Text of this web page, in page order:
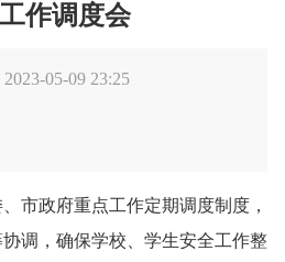
作调度会
2023-05-09 23:25
政府重点工作定期调度制度，
调，确保学校、学生安全工作整